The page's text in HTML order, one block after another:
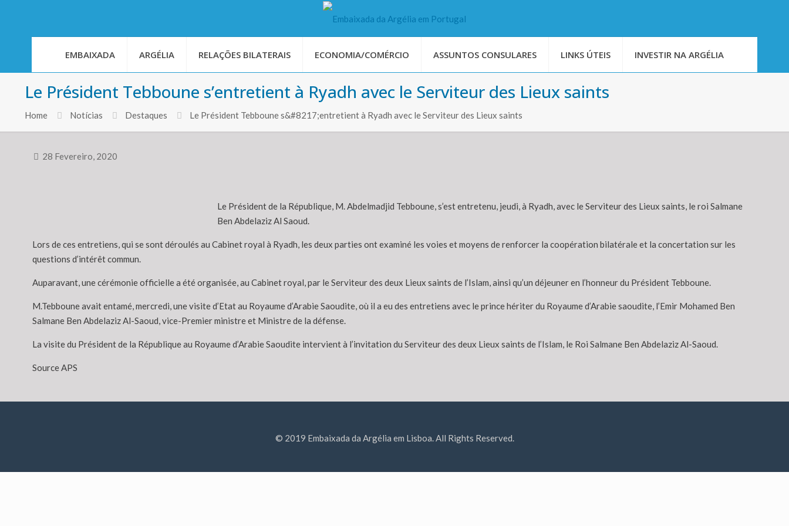
EMBAIXADA ARGÉLIA RELAÇÕES BILATERAIS ECONOMIA/COMÉRCIO ASSUNTOS CONSULARES LINKS ÚTEIS INVESTIR NA ARGÉLIA
Le Président Tebboune s’entretient à Ryadh avec le Serviteur des Lieux saints
Home Notícias Destaques Le Président Tebboune s&#8217;entretient à Ryadh avec le Serviteur des Lieux saints
28 Fevereiro, 2020
Le Président de la République, M. Abdelmadjid Tebboune, s’est entretenu, jeudi, à Ryadh, avec le Serviteur des Lieux saints, le roi Salmane
Ben Abdelaziz Al Saoud.
Lors de ces entretiens, qui se sont déroulés au Cabinet royal à Ryadh, les deux parties ont examiné les voies et moyens de renforcer la coopération bilatérale et la concertation sur les
questions d’intérêt commun.
Auparavant, une cérémonie officielle a été organisée, au Cabinet royal, par le Serviteur des deux Lieux saints de l’Islam, ainsi qu’un déjeuner en l’honneur du Président Tebboune.
M.Tebboune avait entamé, mercredi, une visite d’Etat au Royaume d’Arabie Saoudite, où il a eu des entretiens avec le prince hériter du Royaume d’Arabie saoudite, l’Emir Mohamed Ben
Salmane Ben Abdelaziz Al-Saoud, vice-Premier ministre et Ministre de la défense.
La visite du Président de la République au Royaume d’Arabie Saoudite intervient à l’invitation du Serviteur des deux Lieux saints de l’Islam, le Roi Salmane Ben Abdelaziz Al-Saoud.
Source APS
© 2019 Embaixada da Argélia em Lisboa. All Rights Reserved.